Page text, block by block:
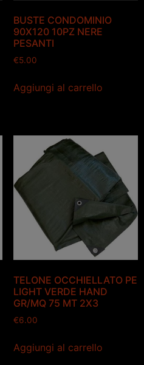
BUSTE CONDOMINIO
90X120 10PZ NERE
PESANTI
€5.00
Aggiungi al carrello
TELONE OCCHIELLATO PE
LIGHT VERDE HAND
GR/MQ 75 MT 2X3
€6.00
Aggiungi al carrello